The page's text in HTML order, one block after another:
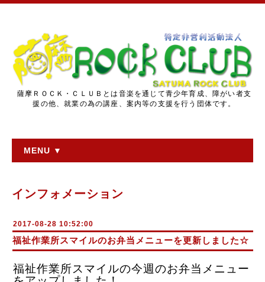
薩摩ＲＯＣＫ・ＣＬＵＢとは音楽を通じて青少年育成、障がい者支
援の他、就業の為の講座、案内等の支援を行う団体です。
MENU ▼
インフォメーション
2017-08-28 10:52:00
福祉作業所スマイルのお弁当メニューを更新しました☆
福祉作業所スマイルの今週のお弁当メニュー